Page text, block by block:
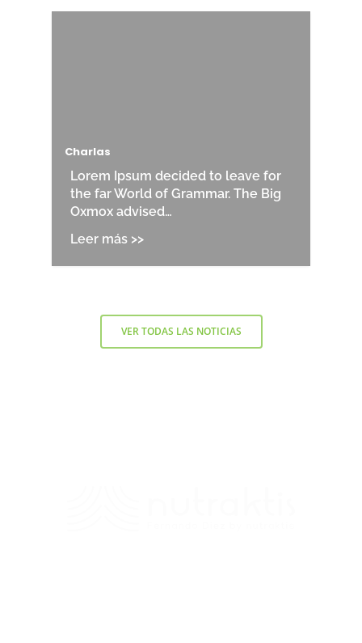
Charlas
Lorem Ipsum decided to leave for
the far World of Grammar. The Big
Oxmox advised…
VER TODAS LAS NOTICIAS